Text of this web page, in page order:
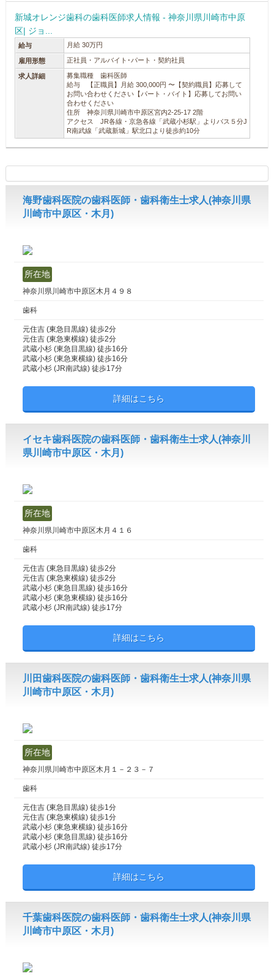
新城オレンジ歯科の歯科医師求人情報 - 神奈川県川崎市中原
区| ジョ...
給与 月給 30万円
雇用形態 正社員・アルバイト･パート・契約社員
求人詳細
募集職種 歯科医師
給与 【正職員】月給 300,000円 〜【契約職員】応募して
お問い合わせください【パート・バイト】応募してお問い
合わせください
住所 神奈川県川崎市中原区宮内2-25-17 2階
アクセス JR各線・京急各線「武蔵小杉駅」よりバス５分J
R南武線「武蔵新城」駅北口より徒歩約10分
海野歯科医院の歯科医師・歯科衛生士求人(神奈川県
川崎市中原区・木月)
所在地
神奈川県川崎市中原区木月４９８
歯科
元住吉 (東急目黒線) 徒歩2分
元住吉 (東急東横線) 徒歩2分
武蔵小杉 (東急目黒線) 徒歩16分
武蔵小杉 (東急東横線) 徒歩16分
武蔵小杉 (JR南武線) 徒歩17分
詳細はこちら
イセキ歯科医院の歯科医師・歯科衛生士求人(神奈川
県川崎市中原区・木月)
所在地
神奈川県川崎市中原区木月４１６
歯科
元住吉 (東急目黒線) 徒歩2分
元住吉 (東急東横線) 徒歩2分
武蔵小杉 (東急目黒線) 徒歩16分
武蔵小杉 (東急東横線) 徒歩16分
武蔵小杉 (JR南武線) 徒歩17分
詳細はこちら
川田歯科医院の歯科医師・歯科衛生士求人(神奈川県
川崎市中原区・木月)
所在地
神奈川県川崎市中原区木月１－２３－７
歯科
元住吉 (東急目黒線) 徒歩1分
元住吉 (東急東横線) 徒歩1分
武蔵小杉 (東急東横線) 徒歩16分
武蔵小杉 (東急目黒線) 徒歩16分
武蔵小杉 (JR南武線) 徒歩17分
詳細はこちら
千葉歯科医院の歯科医師・歯科衛生士求人(神奈川県
川崎市中原区・木月)